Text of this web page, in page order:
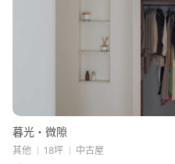
暮光・微隙
其他 18坪
中古屋